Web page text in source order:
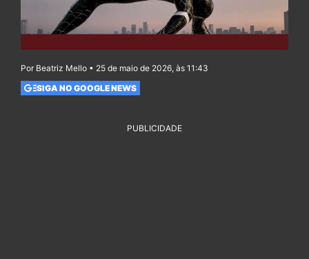
Por Beatriz Mello • 25 de maio de 2026, às 11:43
SIGA NO GOOGLE NEWS
PUBLICIDADE